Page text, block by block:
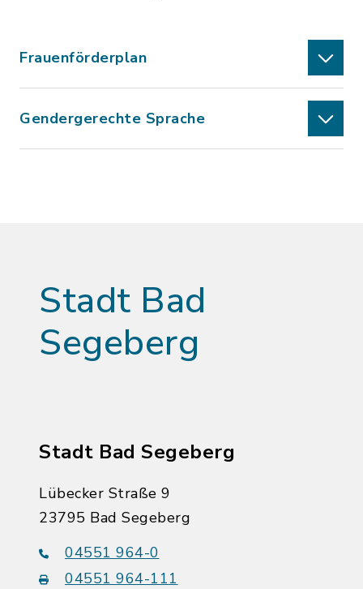
Frauenförderplan
Gendergerechte Sprache
Stadt Bad
Segeberg
Stadt Bad Segeberg
Lübecker Straße 9
23795 Bad Segeberg
04551 964-0
04551 964-111